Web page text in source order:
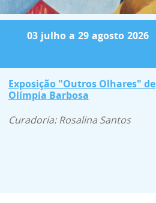
03 julho a 29 agosto 2026
Exposição "Outros Olhares" de
Olímpia Barbosa
Curadoria: Rosalina Santos